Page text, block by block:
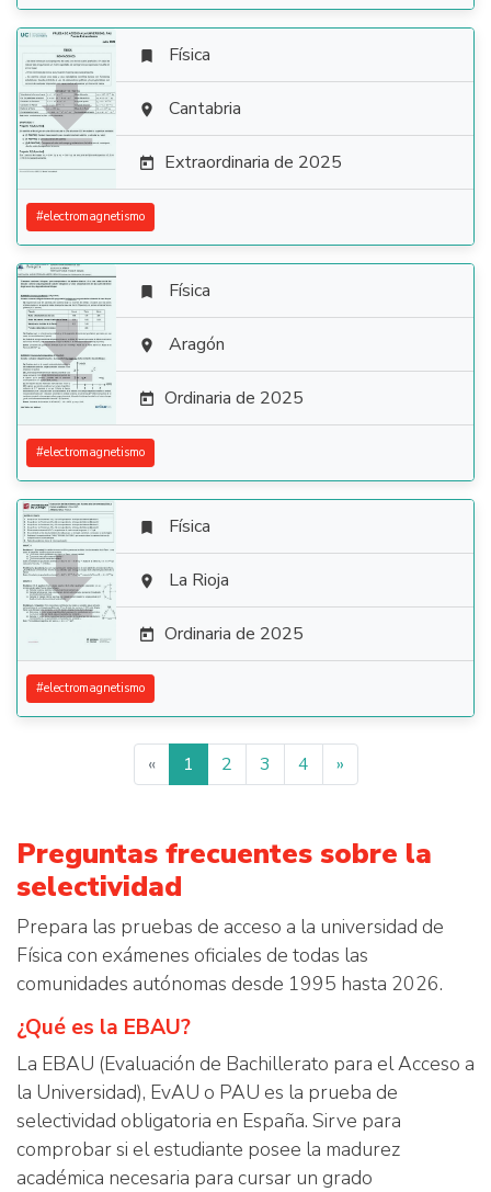

 Física
 Cantabria
 Extraordinaria de 2025
#electromagnetismo

 Física
 Aragón
 Ordinaria de 2025
#electromagnetismo

 Física
 La Rioja
 Ordinaria de 2025
#electromagnetismo
« 1 2 3 4 »
Preguntas frecuentes sobre la
selectividad
Prepara las pruebas de acceso a la universidad de
Física con exámenes oficiales de todas las
comunidades autónomas desde 1995 hasta 2026.
¿Qué es la EBAU?
La EBAU (Evaluación de Bachillerato para el Acceso a
la Universidad), EvAU o PAU es la prueba de
selectividad obligatoria en España. Sirve para
comprobar si el estudiante posee la madurez
académica necesaria para cursar un grado